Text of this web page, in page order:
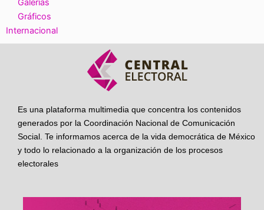
Galerías
Gráficos
Internacional
Es una plataforma multimedia que concentra los contenidos
generados por la Coordinación Nacional de Comunicación
Social. Te informamos acerca de la vida democrática de México
y todo lo relacionado a la organización de los procesos
electorales